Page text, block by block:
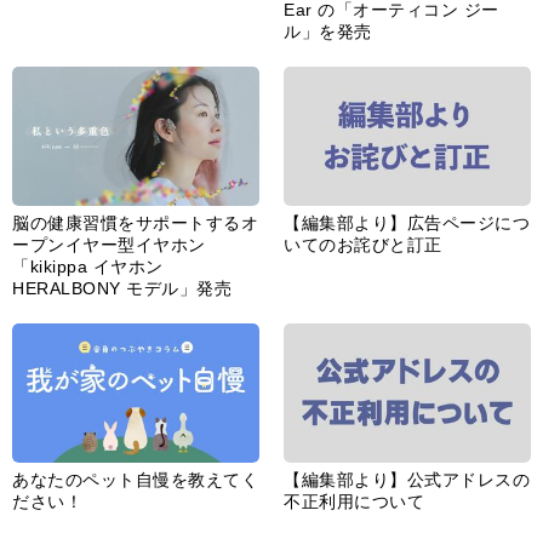
Ear の「オーティコン ジー
ル」を発売
脳の健康習慣をサポートするオ
ープンイヤー型イヤホン
「kikippa イヤホン
HERALBONY モデル」発売
【編集部より】広告ページにつ
いてのお詫びと訂正
あなたのペット自慢を教えてく
ださい！
【編集部より】公式アドレスの
不正利用について